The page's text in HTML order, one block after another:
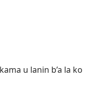
u lanin b’a la ko